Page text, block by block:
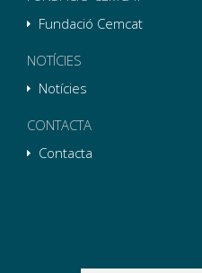
Fundació Cemcat
NOTÍCIES
Notícies
CONTACTA
Contacta